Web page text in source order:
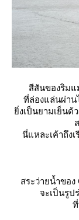
สีสันของริมแ
ที่ล่องแล่นผ่าน
งเป็นยามเย็นด้ว
นี่แหละเค้าถึง
สระว่ายน้ำของ
จะเป็นรู